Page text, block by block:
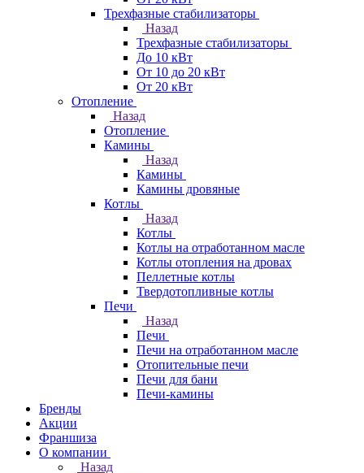
Трехфазные стабилизаторы
Назад
Трехфазные стабилизаторы
До 10 кВт
От 10 до 20 кВт
От 20 кВт
Отопление
Назад
Отопление
Камины
Назад
Камины
Камины дровяные
Котлы
Назад
Котлы
Котлы на отработанном масле
Котлы отопления на дровах
Пеллетные котлы
Твердотопливные котлы
Печи
Назад
Печи
Печи на отработанном масле
Отопительные печи
Печи для бани
Печи-камины
Бренды
Акции
Франшиза
О компании
Назад